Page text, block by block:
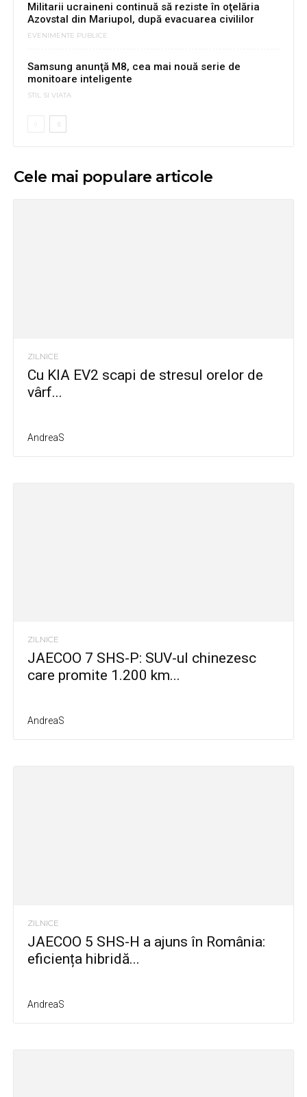
Militarii ucraineni continuă să reziste în oţelăria
Azovstal din Mariupol, după evacuarea civililor
EVENIMENTE PUBLICE
Samsung anunţă M8, cea mai nouă serie de
monitoare inteligente
STIL SI VIATA
Cele mai populare articole
ZILNICE
Cu KIA EV2 scapi de stresul orelor de
vârf...
AndreaS
ZILNICE
JAECOO 7 SHS-P: SUV-ul chinezesc
care promite 1.200 km...
AndreaS
ZILNICE
JAECOO 5 SHS-H a ajuns în România:
eficiența hibridă...
AndreaS